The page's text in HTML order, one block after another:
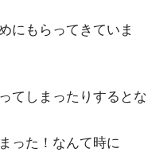
にもらってきていま
てしまったりするとな
った！なんて時に